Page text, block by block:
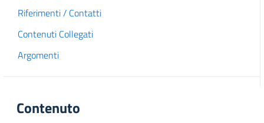
Riferimenti / Contatti
Contenuti Collegati
Argomenti
Contenuto